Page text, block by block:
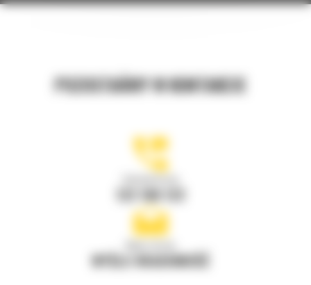
POZOSTAŃMY W KONTAKCIE
Zadzwoń do nas
122 100 122
WYŚLIJ WIADOMOŚĆ